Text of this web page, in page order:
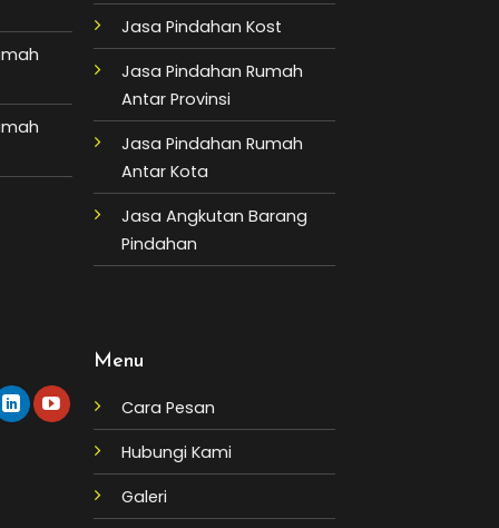
Jasa Pindahan Kost
Jasa Pindahan Rumah
Antar Provinsi
Jasa Pindahan Rumah
Antar Kota
Jasa Angkutan Barang
Pindahan
Menu
Cara Pesan
Hubungi Kami
Galeri